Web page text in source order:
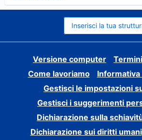
Inserisci la tua
Versione computer
Come lavoriamo
Gestisci le impostazioni
Gestisci i suggerimenti
Dichiarazione sulla
Dichiarazione sui diritti umani